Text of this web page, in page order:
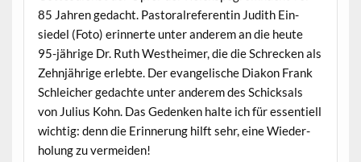
85 Jahren gedacht. Pas­toral­ref­er­entin Judith Ein­
siedel (Foto) erin­nerte unter anderem an die heute
95-jährige Dr. Ruth Wes­t­heimer, die die Schreck­en als
Zehn­jährige erlebte. Der evan­ge­lis­che Diakon Frank
Schle­ich­er gedachte unter anderem des Schick­sals
von Julius Kohn. Das Gedenken halte ich für essen­tiell
wichtig: denn die Erin­nerung hil­ft sehr, eine Wieder­
hol­ung zu vermeiden!